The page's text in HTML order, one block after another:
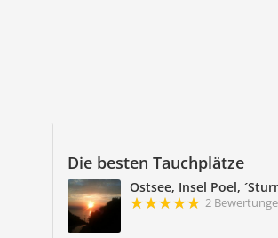
Die besten Tauchplätze
Ostsee, Insel Poel,
2